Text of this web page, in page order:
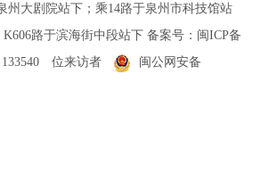
州大剧院站下；乘14路于泉州市科技馆站
K606路于滨海街中段站下备案号： 闽ICP备
133540 位来访者
闽公网安备